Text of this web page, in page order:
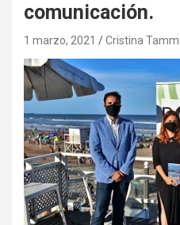
comunicación.
1 marzo, 2021 Cristina